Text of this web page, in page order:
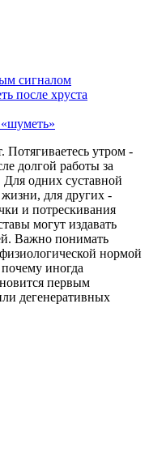
сигналом
после хруста
Потягиваетесь утром -
долгой работы за
одних суставной
для других -
и потрескивания
могут издавать
Важно понимать
нормой
иногда
первым
дегенеративных